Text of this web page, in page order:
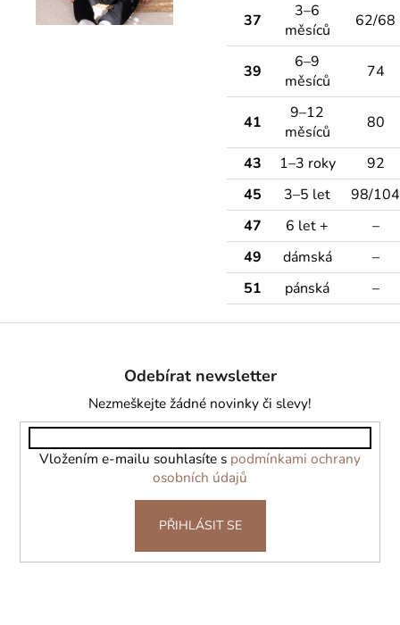
37
3–6
měsíců
62/68
39
6–9
měsíců
74
41
9–12
měsíců
80
43 1–3 roky
92
45
3–5 let
98/104
47
6 let +
–
49
dámská
–
51
pánská –
Odebírat newsletter
Nezmeškejte žádné novinky či slevy!
Vložením e-mailu souhlasíte s podmínkami ochrany
osobních údajů
PŘIHLÁSIT SE